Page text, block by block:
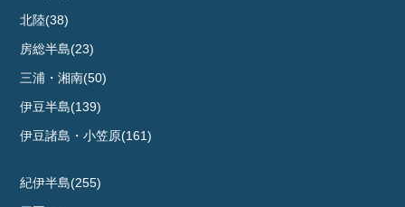
北陸(38)
房総半島(23)
三浦・湘南(50)
伊豆半島(139)
伊豆諸島・小笠原(161)
紀伊半島(255)